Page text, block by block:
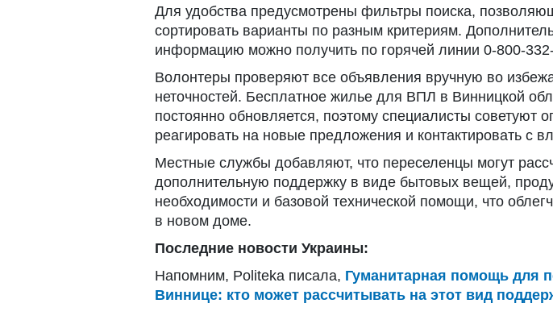
Для удобства предусмотрены фильтры поиска,
сортировать варианты по разным критериям.
информацию можно получить по горячей линии 0-800-
Волонтеры проверяют все объявления вручную во
неточностей. Бесплатное жилье для ВПЛ в Винницкой
постоянно обновляется, поэтому специалисты советуют
реагировать на новые предложения и контактировать с
Местные службы добавляют, что переселенцы могут
дополнительную поддержку в виде бытовых вещей,
необходимости и базовой технической помощи, что
в новом доме.
Последние новости Украины:
Напомним, Politeka писала, Гуманитарная помощь для
Виннице: кто может рассчитывать на этот вид